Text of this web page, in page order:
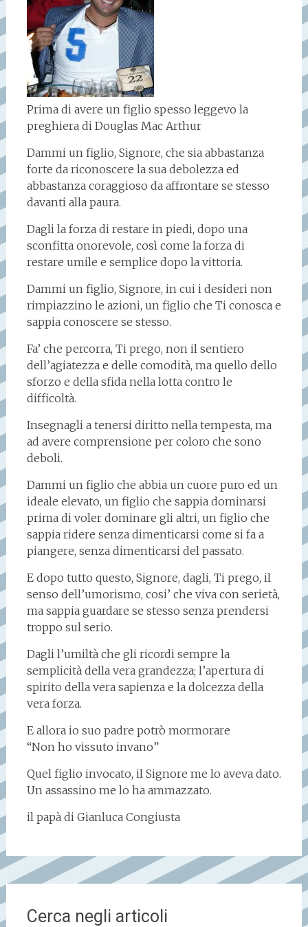
Prima di avere un figlio spesso leggevo la
preghiera di Douglas Mac Arthur
Dammi un figlio, Signore, che sia abbastanza
forte da riconoscere la sua debolezza ed
abbastanza coraggioso da affrontare se stesso
davanti alla paura.
Dagli la forza di restare in piedi, dopo una
sconfitta onorevole, così come la forza di
restare umile e semplice dopo la vittoria.
Dammi un figlio, Signore, in cui i desideri non
rimpiazzino le azioni, un figlio che Ti conosca e
sappia conoscere se stesso.
Fa’ che percorra, Ti prego, non il sentiero
dell’agiatezza e delle comodità, ma quello dello
sforzo e della sfida nella lotta contro le
difficoltà.
Insegnagli a tenersi diritto nella tempesta, ma
ad avere comprensione per coloro che sono
deboli.
Dammi un figlio che abbia un cuore puro ed un
ideale elevato, un figlio che sappia dominarsi
prima di voler dominare gli altri, un figlio che
sappia ridere senza dimenticarsi come si fa a
piangere, senza dimenticarsi del passato.
E dopo tutto questo, Signore, dagli, Ti prego, il
senso dell’umorismo, cosi’ che viva con serietà,
ma sappia guardare se stesso senza prendersi
troppo sul serio.
Dagli l’umiltà che gli ricordi sempre la
semplicità della vera grandezza; l’apertura di
spirito della vera sapienza e la dolcezza della
vera forza.
E allora io suo padre potrò mormorare
“Non ho vissuto invano”
Quel figlio invocato, il Signore me lo aveva dato.
Un assassino me lo ha ammazzato.
il papà di Gianluca Congiusta
Cerca negli articoli